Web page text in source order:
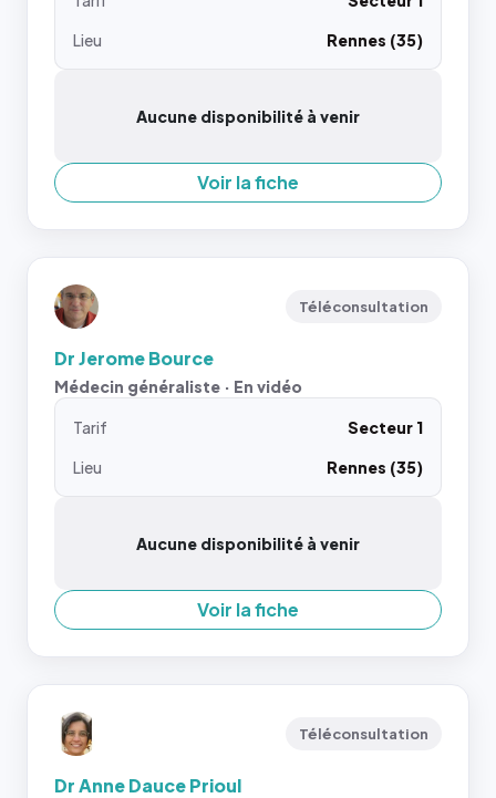
Lieu
Rennes (35)
Aucune disponibilité à venir
Voir la fiche
Téléconsultation
Dr Jerome Bource
Médecin généraliste · En vidéo
Tarif
Secteur 1
Lieu
Rennes (35)
Aucune disponibilité à venir
Voir la fiche
Téléconsultation
Dr Anne Dauce Prioul